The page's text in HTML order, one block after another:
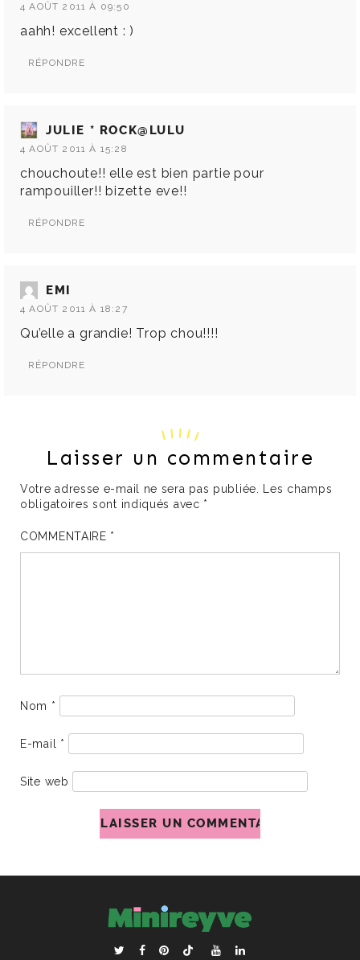
4 AOÛT 2011 À 09:50
aahh! excellent : )
RÉPONDRE
JULIE * ROCK@LULU
4 AOÛT 2011 À 15:28
chouchoute!! elle est bien partie pour
rampouiller!! bizette eve!!
RÉPONDRE
EMI
4 AOÛT 2011 À 18:27
Qu’elle a grandie! Trop chou!!!!
RÉPONDRE
Laisser un commentaire
Votre adresse e-mail ne sera pas publiée. Les champs
obligatoires sont indiqués avec *
COMMENTAIRE *
Nom *
E-mail *
Site web